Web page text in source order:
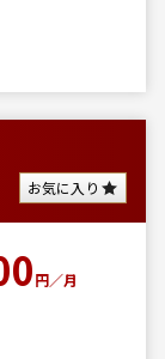
お気に入り
円／月